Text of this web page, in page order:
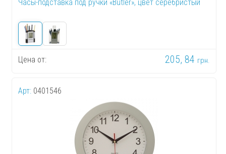
Часы-подставка под ручки «Butler», цвет серебристый
Цена от: 205, 84 грн.
Арт: 0401546